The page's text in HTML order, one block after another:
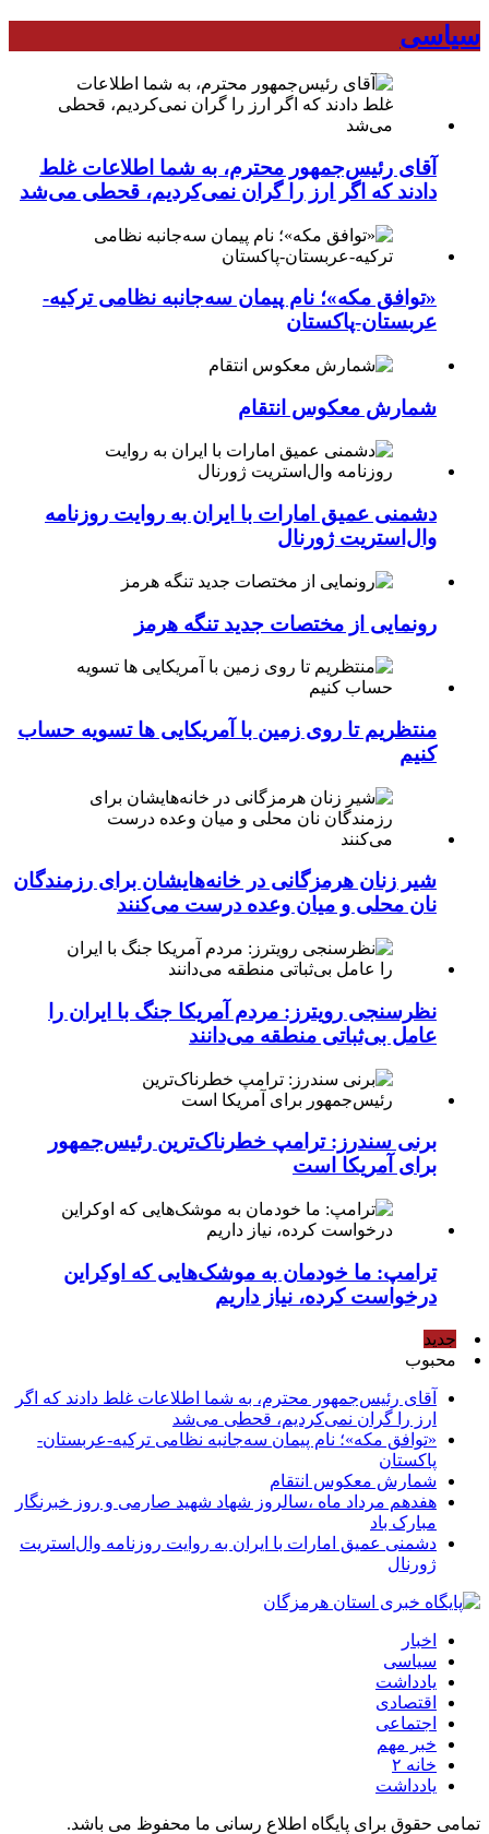
سیاسی
آقای رئیس‌جمهور محترم، به شما اطلاعات غلط
دادند که اگر ارز را گران نمی‌کردیم، قحطی می‌شد
«توافق مکه»؛ نام پیمان سه‌جانبه نظامی ترکیه-
عربستان-پاکستان
شمارش معکوس انتقام
دشمنی عمیق امارات با ایران به روایت روزنامه
وال‌استریت ژورنال
رونمایی از مختصات جدید تنگه هرمز
منتظریم تا روی زمین با آمریکایی ها تسویه حساب
کنیم
شیر زنان هرمزگانی در خانه‌هایشان برای رزمندگان
نان محلی و میان وعده درست می‌کنند
نظرسنجی رویترز: مردم آمریکا جنگ با ایران را
عامل بی‌ثباتی منطقه می‌دانند
برنی سندرز: ترامپ خطرناک‌ترین رئیس‌جمهور
برای آمریکا است
ترامپ: ما خودمان به موشک‌هایی که اوکراین
درخواست کرده، نیاز داریم
جدید
محبوب
آقای رئیس‌جمهور محترم، به شما اطلاعات غلط دادند که اگر
ارز را گران نمی‌کردیم، قحطی می‌شد
«توافق مکه»؛ نام پیمان سه‌جانبه نظامی ترکیه-عربستان-
پاکستان
شمارش معکوس انتقام
هفدهم مرداد ماه ،سالروز شهاد شهید صارمی و روز خبرنگار
مبارک باد
دشمنی عمیق امارات با ایران به روایت روزنامه وال‌استریت
ژورنال
اخبار
سیاسی
یادداشت
اقتصادی
اجتماعی
خبر مهم
خانه ۲
یادداشت
تمامی حقوق برای پایگاه اطلاع رسانی ما محفوظ می باشد.